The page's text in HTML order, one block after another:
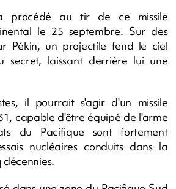
procédé au tir de ce missile
le 25 septembre. Sur des
Pékin, un projectile fend le ciel
secret, laissant derrière lui une
il pourrait s'agir d'un missile
capable d'être équipé de l'arme
du Pacifique sont fortement
nucléaires conduits dans la